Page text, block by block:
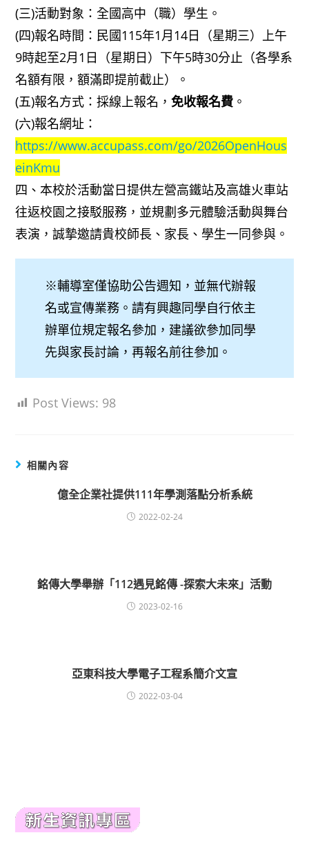
(三)活動對象：全國高中（職）學生。
(四)報名時間：民國115年1月14日（星期三）上午
9時起至2月1日（星期日）下午5時30分止（各學系
名額有限，額滿即提前截止）。
(五)報名方式：採線上報名，免收報名費 。
(六)報名網址：
https://www.accupass.com/go/2026OpenHous
einKmu
四、本校於活動當日提供左營高鐵站及高雄火車站
往返校園之接駁服務，並規劃多元體驗活動與舞台
表演，誠摯邀請貴校師長、家長、學生一同參與。
※輔導室僅協助公告週知，並無代辦報
名或宣傳業務。請有興趣同學自行依主
辦單位規定報名參加，建議欲參加同學
先與家長討論，再報名前往參加。
Post Views: 98
相關內容
億全企業社提供111年學測落點分析系統
2022-02-24
銘傳大學舉辦「112遇見銘傳 -探索大未來」活動
2023-02-16
亞東科技大學電子工程系簡介文宣
2022-03-04